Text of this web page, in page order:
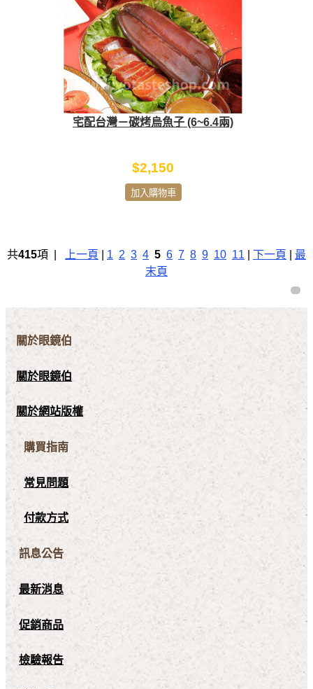
宅配台灣－碳烤烏魚子 (6~6.4兩)
$2,150
加入購物車
共415項 | 上一頁 1 2 3 4 5 6 7 8 9 10 11 下一頁
最
末頁
關於眼鏡伯
關於眼鏡伯
關於網站版權
購買指南
常見問題
付款方式
訊息公告
最新消息
促銷商品
檢驗報告